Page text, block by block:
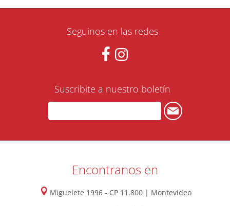
Seguinos en las redes
Suscribite a nuestro boletín
Encontranos en
Miguelete 1996 - CP 11.800 | Montevideo